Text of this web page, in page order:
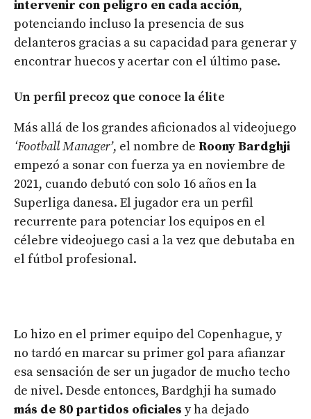
intervenir con peligro en cada acción,
potenciando incluso la presencia de sus
delanteros gracias a su capacidad para generar y
encontrar huecos y acertar con el último pase.
Un perfil precoz que conoce la élite
Más allá de los grandes aficionados al videojuego
‘Football Manager’, el nombre de Roony Bardghji
empezó a sonar con fuerza ya en noviembre de
2021, cuando debutó con solo 16 años en la
Superliga danesa. El jugador era un perfil
recurrente para potenciar los equipos en el
célebre videojuego casi a la vez que debutaba en
el fútbol profesional.
Lo hizo en el primer equipo del Copenhague, y
no tardó en marcar su primer gol para afianzar
esa sensación de ser un jugador de mucho techo
de nivel. Desde entonces, Bardghji ha sumado
más de 80 partidos oficiales y ha dejado